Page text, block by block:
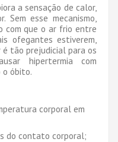
a sensação de calor,
Sem esse mecanismo,
com que o ar frio entre
ofegantes estiverem,
tão prejudicial para os
hipertermia com
o óbito.
corporal em
do contato corporal;